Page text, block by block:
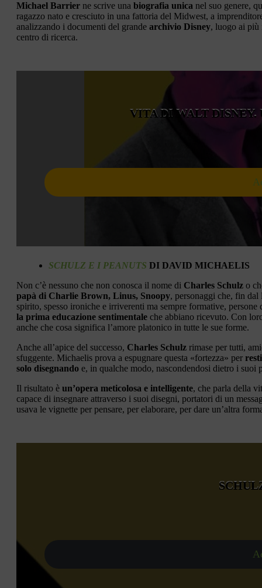
Michael Barrier ne scrive una biografia unica nel suo genere,
ragazzo nato e cresciuto in una fattoria del Midwest, a
analizzando i documenti del grande archivio Disney, luogo ai più
centro di ricerca.
VITA DI WALT DISNEY.
SCHULZ E I PEANUTS DI DAVID MICHAELIS
Non c’è nessuno che non conosca il nome di Charles Schulz o
papà di Charlie Brown, Linus, Snoopy, personaggi che, fin
spirito, spesso ironiche e irriverenti ma sempre formative,
la prima educazione sentimentale che abbiano ricevuto. Con
anche che cosa significa l’amore platonico in tutte le sue forme.
Anche all’apice del successo, Charles Schulz rimase per tutti,
sfuggente. Michaelis prova a espugnare questa «fortezza» per
solo disegnando e, in qualche modo, nascondendosi dietro i suoi
Il risultato è un’opera meticolosa e intelligente, che parla della
capace di insegnare attraverso i suoi disegni, portatori di un
usava le vignette per pensare, per elaborare, per dare un’altra